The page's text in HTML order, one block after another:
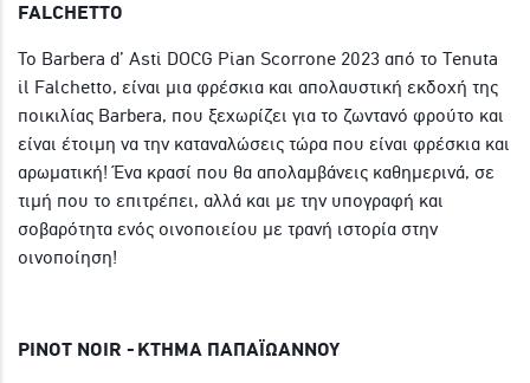
FALCHETTO
Το Barbera d’ Asti DOCG Pian Scorrone 2023 από το Tenuta
il Falchetto, είναι μια φρέσκια και απολαυστική εκδοχή της
ποικιλίας Barbera, που ξεχωρίζει για το ζωντανό φρούτο και
είναι έτοιμη να την καταναλώσεις τώρα που είναι φρέσκια και
αρωματική! Ένα κρασί που θα απολαμβάνεις καθημερινά, σε
τιμή που το επιτρέπει, αλλά και με την υπογραφή και
σοβαρότητα ενός οινοποιείου με τρανή ιστορία στην
οινοποίηση!
PINOT NOIR - ΚΤΗΜΑ ΠΑΠΑΪΩΑΝΝΟΥ